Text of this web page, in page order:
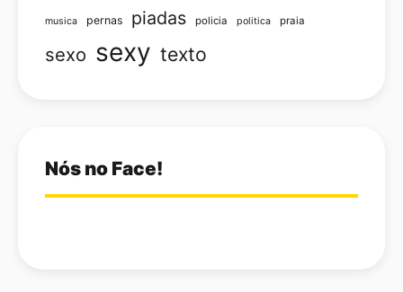
musica pernas piadas policia politica praia
sexo sexy texto
Nós no Face!